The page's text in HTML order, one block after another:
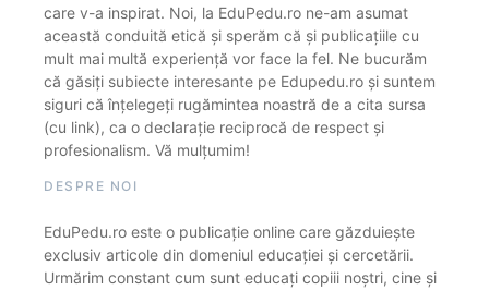
care v-a inspirat. Noi, la EduPedu.ro ne-am asumat
această conduită etică și sperăm că și publicațiile cu
mult mai multă experiență vor face la fel. Ne bucurăm
că găsiți subiecte interesante pe Edupedu.ro și suntem
siguri că înțelegeți rugămintea noastră de a cita sursa
(cu link), ca o declarație reciprocă de respect și
profesionalism. Vă mulțumim!
DESPRE NOI
EduPedu.ro este o publicație online care găzduiește
exclusiv articole din domeniul educației și cercetării.
Urmărim constant cum sunt educați copiii noștri, cine și